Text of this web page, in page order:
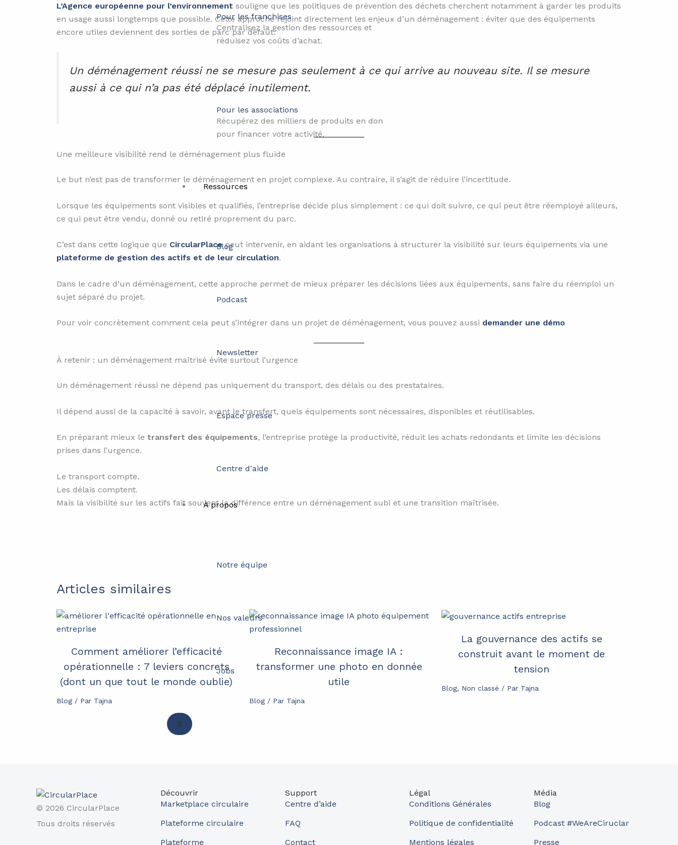
Pour les franchises
Centralisez la gestion des ressources et
réduisez vos coûts d’achat.
Pour les associations
Récupérez des milliers de produits en don
pour financer votre activité.
Ressources
Blog
Podcast
Newsletter
Espace presse
Centre d'aide
À propos
Notre équipe
Nos valeurs
Jobs
X
L’Agence européenne pour l’environnement souligne que les politiques de prévention des déchets cherchent notamment à garder les produits
en usage aussi longtemps que possible. Cette approche rejoint directement les enjeux d’un déménagement : éviter que des équipements
encore utiles deviennent des sorties de parc par défaut.
Un déménagement réussi ne se mesure pas seulement à ce qui arrive au nouveau site. Il se mesure
aussi à ce qui n’a pas été déplacé inutilement.
Une meilleure visibilité rend le déménagement plus fluide
Le but n’est pas de transformer le déménagement en projet complexe. Au contraire, il s’agit de réduire l’incertitude.
Lorsque les équipements sont visibles et qualifiés, l’entreprise décide plus simplement : ce qui doit suivre, ce qui peut être réemployé ailleurs,
ce qui peut être vendu, donné ou retiré proprement du parc.
C’est dans cette logique que CircularPlacepeut intervenir, en aidant les organisations à structurer la visibilité sur leurs équipements via une
plateforme de gestion des actifs et de leur circulation.
Dans le cadre d’un déménagement, cette approche permet de mieux préparer les décisions liées aux équipements, sans faire du réemploi un
sujet séparé du projet.
Pour voir concrètement comment cela peut s’intégrer dans un projet de déménagement, vous pouvez aussi demander une démo
À retenir : un déménagement maîtrisé évite surtout l’urgence
Un déménagement réussi ne dépend pas uniquement du transport, des délais ou des prestataires.
Il dépend aussi de la capacité à savoir, avant le transfert, quels équipements sont nécessaires, disponibles et réutilisables.
En préparant mieux le transfert des équipements, l’entreprise protège la productivité, réduit les achats redondants et limite les décisions
prises dans l’urgence.
Le transport compte.
Les délais comptent.
Mais la visibilité sur les actifs fait souvent la différence entre un déménagement subi et une transition maîtrisée.
Articles similaires
Comment améliorer l’efficacité
opérationnelle : 7 leviers concrets
(dont un que tout le monde oublie)
Blog / Par Tajna
Reconnaissance image IA :
transformer une photo en donnée
utile
Blog/ Par Tajna
La gouvernance des actifs se
construit avant le moment de
tension
Blog, Non classé / Par Tajna
© 2026 CircularPlace
Tous droits réservés
Découvrir
Marketplace circulaire
Plateforme circulaire
Plateforme
Support
Centre d’aide
FAQ
Contact
Légal
Conditions Générales
Politique de confidentialité
Mentions légales
Média
Blog
Podcast #WeAreCiruclar
Presse